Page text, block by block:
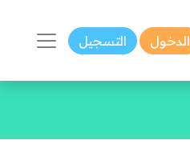
الدخول التسجيل